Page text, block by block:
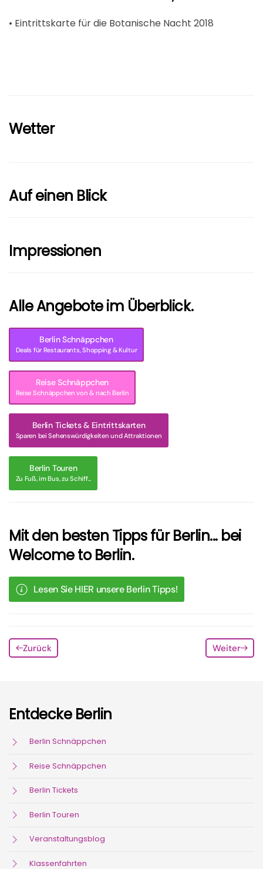
• Eintrittskarte für die Botanische Nacht 2018
Wetter
Auf einen Blick
Impressionen
Alle Angebote im Überblick.
Berlin Schnäppchen
Deals für Restaurants, Shopping & Kultur
Reise Schnäppchen
Reise Schnäppchen von & nach Berlin
Berlin Tickets & Eintrittskarten
Sparen bei Sehenswürdigkeiten und Attraktionen
Berlin Touren
Zu Fuß, im Bus, zu Schiff...
Mit den besten Tipps für Berlin... bei
Welcome to Berlin.
Lesen Sie HIER unsere Berlin Tipps!
Zurück Weiter
Entdecke Berlin
Berlin Schnäppchen
Reise Schnäppchen
Berlin Tickets
Berlin Touren
Veranstaltungsblog
Klassenfahrten